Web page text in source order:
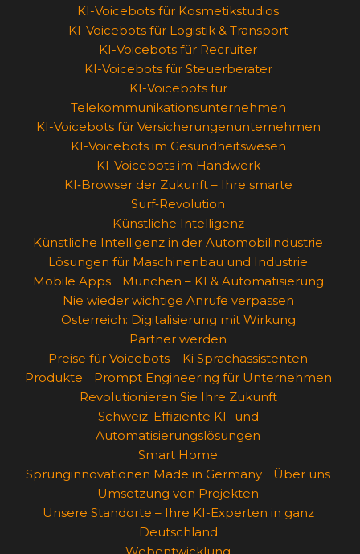
KI-Voicebots für Kosmetikstudios
KI-Voicebots für Logistik & Transport
KI-Voicebots für Recruiter
KI-Voicebots für Steuerberater
KI-Voicebots für
Telekommunikationsunternehmen
KI-Voicebots für Versicherungenunternehmen
KI-Voicebots im Gesundheitswesen
KI-Voicebots im Handwerk
KI‑Browser der Zukunft – Ihre smarte
Surf‑Revolution
Künstliche Intelligenz
Künstliche Intelligenz in der Automobilindustrie
Lösungen für Maschinenbau und Industrie
Mobile Apps
München – KI & Automatisierung
Nie wieder wichtige Anrufe verpassen
Österreich: Digitalisierung mit Wirkung
Partner werden
Preise für Voicebots – Ki Sprachassistenten
Produkte
Prompt Engineering für Unternehmen
Revolutionieren Sie Ihre Zukunft
Schweiz: Effiziente KI- und
Automatisierungslösungen
Smart Home
Sprunginnovationen Made in Germany
Über uns
Umsetzung von Projekten
Unsere Standorte – Ihre KI-Experten in ganz
Deutschland